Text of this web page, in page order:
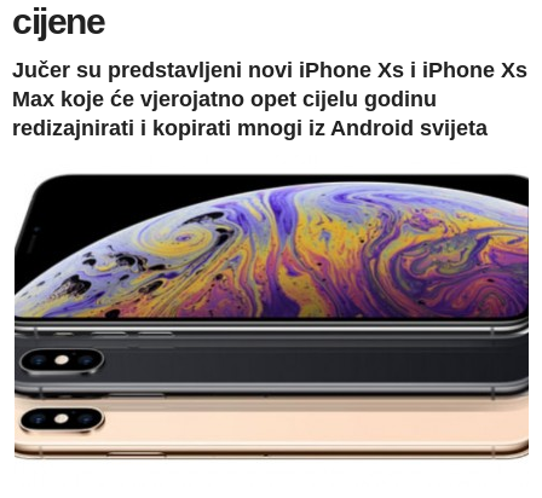
cijene
Jučer su predstavljeni novi iPhone Xs i iPhone Xs
Max koje će vjerojatno opet cijelu godinu
redizajnirati i kopirati mnogi iz Android svijeta